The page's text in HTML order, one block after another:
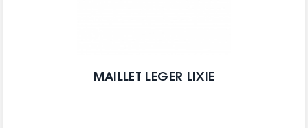
MAILLET LEGER LIXIE